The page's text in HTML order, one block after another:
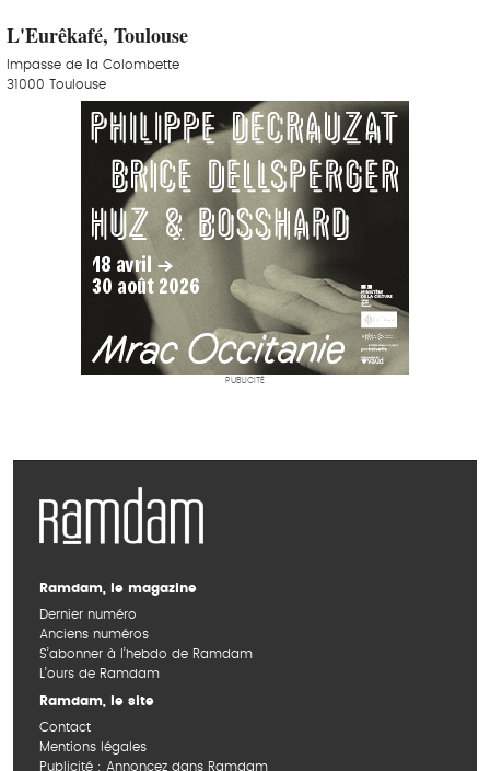
L'Eurêkafé, Toulouse
Impasse de la Colombette
31000 Toulouse
PUBLICITÉ
Ramdam, le magazine
Dernier numéro
Anciens numéros
S’abonner à l’hebdo de Ramdam
L’ours de Ramdam
Ramdam, le site
Contact
Mentions légales
Publicité : Annoncez dans Ramdam